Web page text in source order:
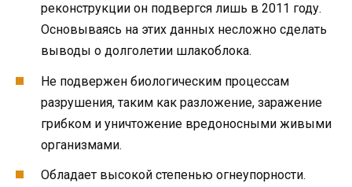
реконструкции он подвергся лишь в 2011 году.
Основываясь на этих данных несложно сделать
выводы о долголетии шлакоблока.
Не подвержен биологическим процессам
разрушения, таким как разложение, заражение
грибком и уничтожение вредоносными живыми
организмами.
Обладает высокой степенью огнеупорности.